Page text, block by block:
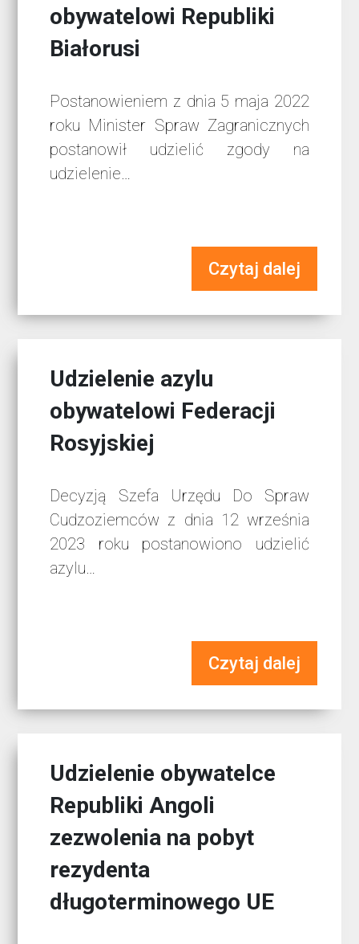
obywatelowi Republiki
Białorusi
Postanowieniem z dnia 5 maja 2022
roku Minister Spraw Zagranicznych
postanowił udzielić zgody na
udzielenie…
Czytaj dalej
Udzielenie azylu
obywatelowi Federacji
Rosyjskiej
Decyzją Szefa Urzędu Do Spraw
Cudzoziemców z dnia 12 września
2023 roku postanowiono udzielić
azylu…
Czytaj dalej
Udzielenie obywatelce
Republiki Angoli
zezwolenia na pobyt
rezydenta
długoterminowego UE